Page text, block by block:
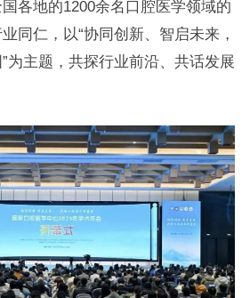
各地的1200余名口腔医学领域的
同仁，以“协同创新、智启未来，
为主题，共探行业前沿、共话发展